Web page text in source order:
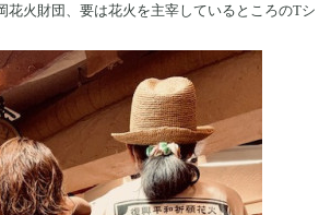
花火財団、要は花火を主宰しているところのTシ